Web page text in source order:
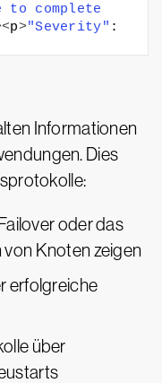
to complete
p>"Severity"
Informationen
Dies
oder das
Knoten zeigen
erfolgreiche
über